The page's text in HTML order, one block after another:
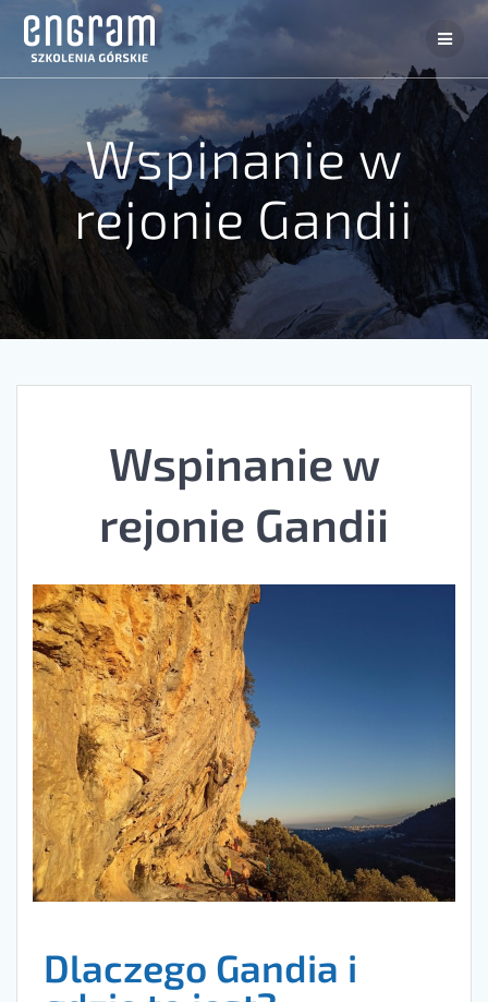
Wspinanie w
rejonie Gandii
Wspinanie w
rejonie Gandii
Dlaczego Gandia i